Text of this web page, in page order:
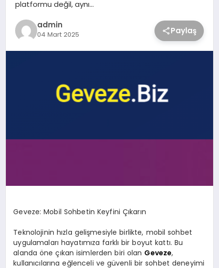
platformu değil, aynı…
admin
04 Mart 2025 Paylaş
Geveze: Mobil Sohbetin Keyfini Çıkarın
Teknolojinin hızla gelişmesiyle birlikte, mobil sohbet
uygulamaları hayatımıza farklı bir boyut kattı. Bu
alanda öne çıkan isimlerden biri olan Geveze,
kullanıcılarına eğlenceli ve güvenli bir sohbet deneyimi